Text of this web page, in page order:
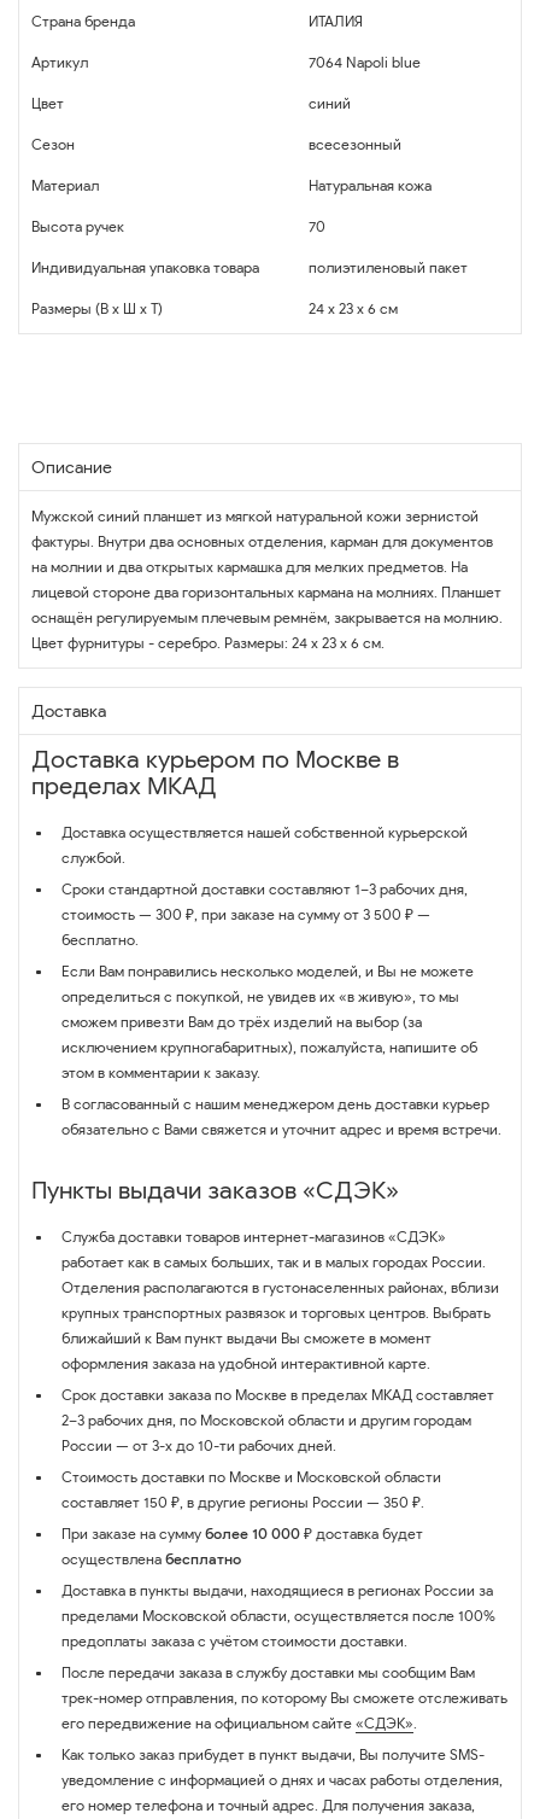
Страна бренда ИТАЛИЯ
Артикул 7064 Napoli blue
Цвет синий
Сезон всесезонный
Материал Натуральная кожа
Высота ручек 70
Индивидуальная упаковка товара полиэтиленовый пакет
Размеры (В x Ш x Т) 24 x 23 x 6 см
Описание
Мужской синий планшет из мягкой натуральной кожи зернистой
фактуры. Внутри два основных отделения, карман для документов
на молнии и два открытых кармашка для мелких предметов. На
лицевой стороне два горизонтальных кармана на молниях. Планшет
оснащён регулируемым плечевым ремнём, закрывается на молнию.
Цвет фурнитуры - серебро. Размеры: 24 x 23 x 6 см.
Доставка
Доставка курьером по Москве в
пределах МКАД
Доставка осуществляется нашей собственной курьерской
службой.
Сроки стандартной доставки составляют 1–3 рабочих дня,
стоимость — 300 ₽, при заказе на сумму от 3 500 ₽ —
бесплатно.
Если Вам понравились несколько моделей, и Вы не можете
определиться с покупкой, не увидев их «в живую», то мы
сможем привезти Вам до трёх изделий на выбор (за
исключением крупногабаритных), пожалуйста, напишите об
этом в комментарии к заказу.
В согласованный с нашим менеджером день доставки курьер
обязательно с Вами свяжется и уточнит адрес и время встречи.
Пункты выдачи заказов «СДЭК»
Служба доставки товаров интернет-магазинов «СДЭК»
работает как в самых больших, так и в малых городах России.
Отделения располагаются в густонаселенных районах, вблизи
крупных транспортных развязок и торговых центров. Выбрать
ближайший к Вам пункт выдачи Вы сможете в момент
оформления заказа на удобной интерактивной карте.
Срок доставки заказа по Москве в пределах МКАД составляет
2–3 рабочих дня, по Московской области и другим городам
России — от 3-х до 10-ти рабочих дней.
Стоимость доставки по Москве и Московской области
составляет 150 ₽, в другие регионы России — 350 ₽.
При заказе на сумму более 10 000 ₽ доставка будет
осуществлена бесплатно
Доставка в пункты выдачи, находящиеся в регионах России за
пределами Московской области, осуществляется после 100%
предоплаты заказа с учётом стоимости доставки.
После передачи заказа в службу доставки мы сообщим Вам
трек-номер отправления, по которому Вы сможете отслеживать
его передвижение на официальном сайте «СДЭК».
Как только заказ прибудет в пункт выдачи, Вы получите SMS-
уведомление с информацией о днях и часах работы отделения,
его номер телефона и точный адрес. Для получения заказа,